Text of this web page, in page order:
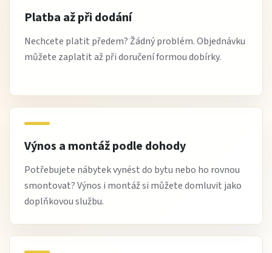
Platba až při dodání
Nechcete platit předem? Žádný problém. Objednávku
můžete zaplatit až při doručení formou dobírky.
Výnos a montáž podle dohody
Potřebujete nábytek vynést do bytu nebo ho rovnou
smontovat? Výnos i montáž si můžete domluvit jako
doplňkovou službu.